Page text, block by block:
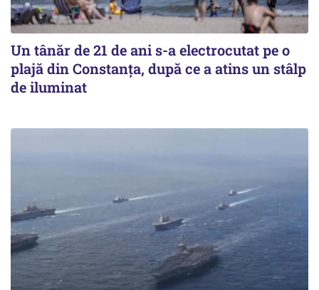
Un tânăr de 21 de ani s-a electrocutat pe o
plajă din Constanța, după ce a atins un stâlp
de iluminat